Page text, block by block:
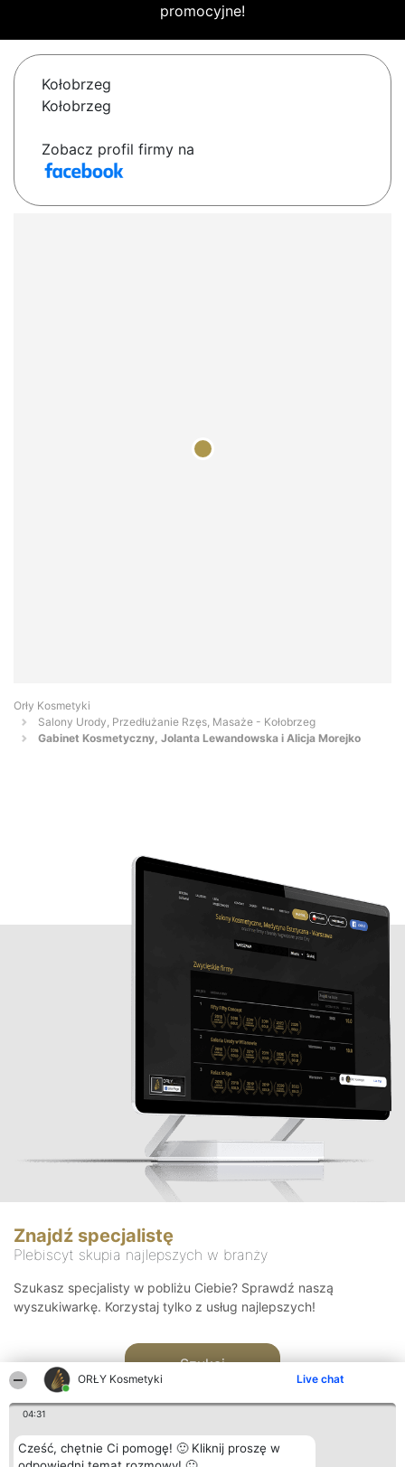
ORŁY Kosmetyki Live chat
04:31
Cześć, chętnie Ci pomogę! 🙂 Kliknij proszę w
promocyjne!
Kołobrzeg
Kołobrzeg
Zobacz profil firmy na
Orły Kosmetyki
Salony Urody, Przedłużanie Rzęs, Masaże - Kołobrzeg
Gabinet Kosmetyczny, Jolanta Lewandowska i Alicja Morejko
Znajdź specjalistę
Plebiscyt skupia najlepszych w branży
Szukasz specjalisty w pobliżu Ciebie? Sprawdź naszą
wyszukiwarkę. Korzystaj tylko z usług najlepszych!
Szukaj